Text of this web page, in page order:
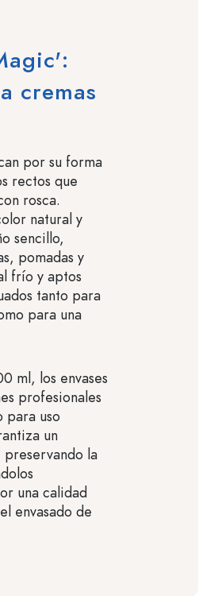
cremas
por su forma
rectos que
rosca.
natural y
sencillo,
pomadas y
frío y aptos
tanto para
para una
ml, los envases
profesionales
para uso
un
la
una calidad
envasado de